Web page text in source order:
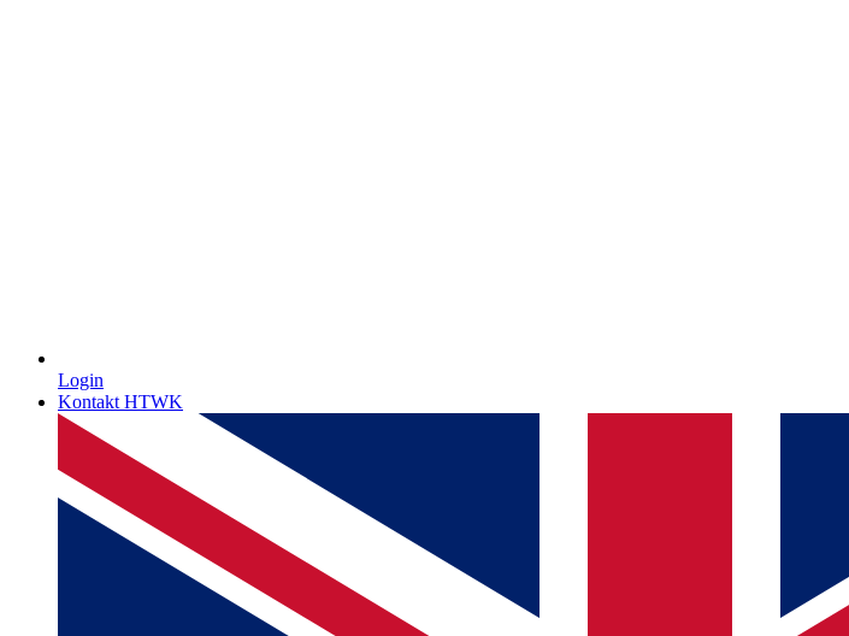
Login
Kontakt HTWK